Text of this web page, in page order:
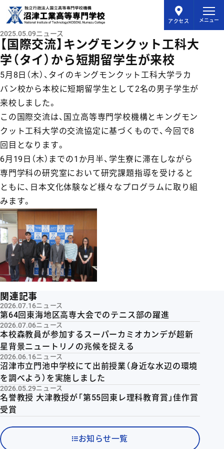
アクセス メニュー
【国際交流】キングモンクット工科大
学（タイ）から短期留学生が来校
2025.05.09ニュース
5月8日（木）、タイのキングモンクット工科大学ラカ
バン校から本校に短期留学生として2名の男子学生が
来校しました。
この国際交流は、国立高等専門学校機構とキングモン
クット工科大学の交流協定に基づくもので、今回で8
回目となります。
6月19日（木）までの1か月半、学生寮に滞在しながら
専門学科の研究室において研究課題指導を受けると
ともに、日本文化体験など様々なプログラムに取り組
みます。
関連記事
2026.07.16ニュース
第64回東海地区高専大会でのテニス部の躍進
2026.07.06ニュース
本校森教員が参加するスーパーカミオカンデが超新
星背景ニュートリノの兆候を捉える
2026.06.16ニュース
沼津市立門池中学校にて出前授業（身近な水辺の環境
を調べよう）を実施しました
2026.05.29ニュース
名誉教授 大津教授が「第55回東レ理科教育賞」佳作賞
受賞
お知らせ一覧